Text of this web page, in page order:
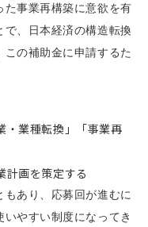
た事業再構築に意欲を有
で、日本経済の構造転換
の補助金に申請するた
・業種転換」「事業再
計画を策定する
あり、応募回が進むに
やすい制度になってき